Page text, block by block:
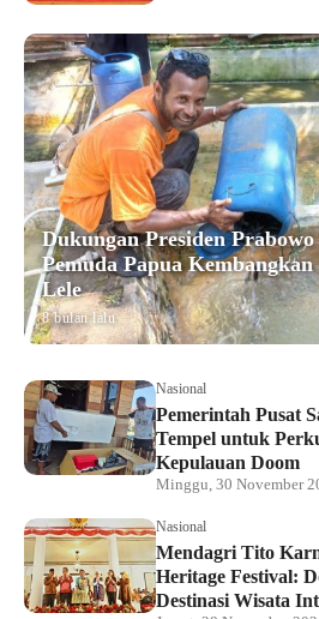
Dukungan Presiden Prabowo
Pemuda Papua
Lele
8 bulan lalu
Nasional
Pemerintah Pusat
Tempel untuk
Kepulauan Doom
Minggu, 30 November
Nasional
Mendagri Tito
Heritage Festival:
Destinasi Wisata